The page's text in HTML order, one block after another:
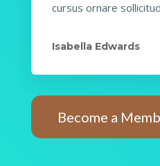
cursus ornare
Isabella Edwards
Become a